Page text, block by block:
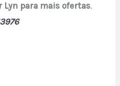
Lyn para mais ofertas.